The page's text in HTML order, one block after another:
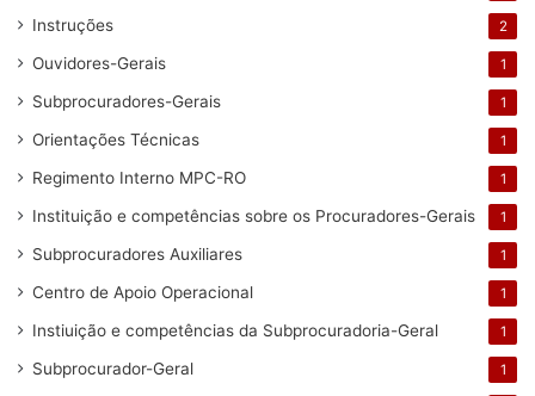
Instruções 2
Ouvidores-Gerais 1
Subprocuradores-Gerais 1
Orientações Técnicas 1
Regimento Interno MPC-RO 1
Instituição e competências sobre os Procuradores-Gerais 1
Subprocuradores Auxiliares 1
Centro de Apoio Operacional 1
Instiuição e competências da Subprocuradoria-Geral 1
Subprocurador-Geral 1